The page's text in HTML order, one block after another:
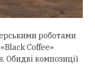
роботами
Coffee»
Обидві композиції